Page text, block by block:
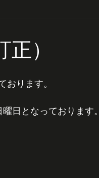
）
ります。
曜日となっております